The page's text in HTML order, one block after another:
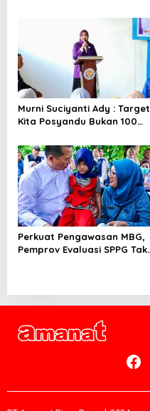
Murni Suciyanti Ady : Target
Kita Posyandu Bukan 100
Persen Berfungsi
Perkuat Pengawasan MBG,
Pemprov Evaluasi SPPG Tak